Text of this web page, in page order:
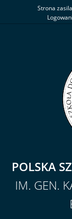
Strona
POLSKA
IM. GEN.